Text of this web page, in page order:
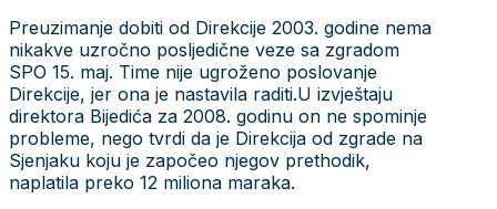
Preuzimanje dobiti od Direkcije 2003. godine nema
nikakve uzročno posljedične veze sa zgradom
SPO 15. maj. Time nije ugroženo poslovanje
Direkcije, jer ona je nastavila raditi.U izvještaju
direktora Bijedića za 2008. godinu on ne spominje
probleme, nego tvrdi da je Direkcija od zgrade na
Sjenjaku koju je započeo njegov prethodik,
naplatila preko 12 miliona maraka.